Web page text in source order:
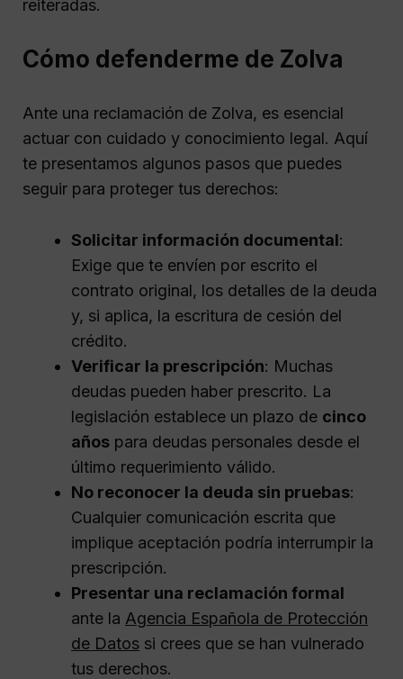
reiteradas.
Cómo defenderme de Zolva
Ante una reclamación de Zolva, es esencial
actuar con cuidado y conocimiento legal. Aquí
te presentamos algunos pasos que puedes
seguir para proteger tus derechos:
Solicitar información documental:
Exige que te envíen por escrito el
contrato original, los detalles de la deuda
y, si aplica, la escritura de cesión del
crédito.
Verificar la prescripción: Muchas
deudas pueden haber prescrito. La
legislación establece un plazo de cinco
años para deudas personales desde el
último requerimiento válido.
No reconocer la deuda sin pruebas:
Cualquier comunicación escrita que
implique aceptación podría interrumpir la
prescripción.
Presentar una reclamación formal
ante la Agencia Española de Protección
de Datos si crees que se han vulnerado
tus derechos.